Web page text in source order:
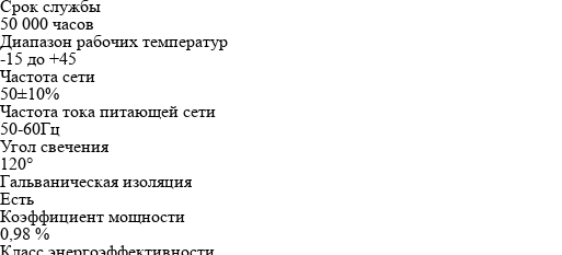
Срок службы
50 000 часов
Диапазон рабочих температур
-15 до +45
Частота сети
50±10%
Частота тока питающей сети
50-60Гц
Угол свечения
120°
Гальваническая изоляция
Есть
Коэффициент мощности
0,98 %